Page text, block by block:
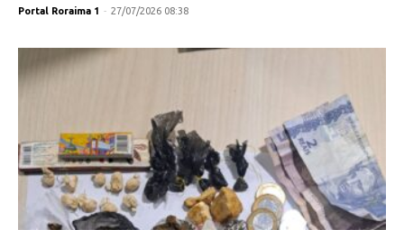
Portal Roraima 1 - 27/07/2026 08:38